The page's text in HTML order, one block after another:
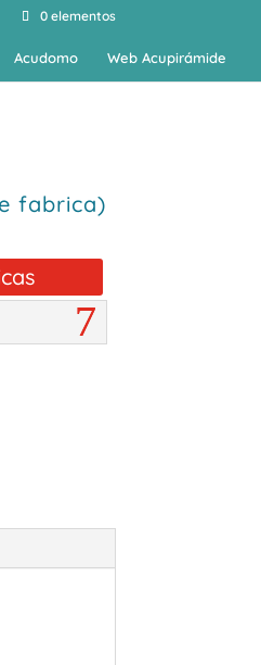
0 elementos
Acudomo Web Acupirámide
fabrica)